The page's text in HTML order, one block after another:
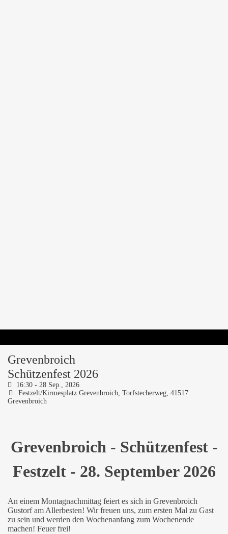
Grevenbroich
Schützenfest 2026
16:30 - 28 Sep., 2026
Festzelt/Kirmesplatz Grevenbroich, Torfstecherweg, 41517
Grevenbroich
Grevenbroich - Schützenfest -
Festzelt - 28. September 2026
An einem Montagnachmittag feiert es sich in Grevenbroich
Gustorf am Allerbesten! Wir freuen uns, zum ersten Mal zu Gast
zu sein und werden den Wochenanfang zum Wochenende
machen! Feuer frei!